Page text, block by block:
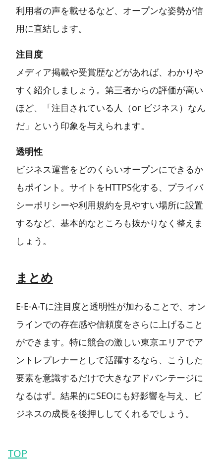
利用者の声を載せるなど、オープンな姿勢が信
用に直結します。
注目度
メディア掲載や受賞歴などがあれば、わかりや
すく紹介しましょう。第三者からの評価が高い
ほど、「注目されている人（or ビジネス）なん
だ」という印象を与えられます。
透明性
ビジネス運営をどのくらいオープンにできるか
もポイント。サイトをHTTPS化する、プライバ
シーポリシーや利用規約を見やすい場所に設置
するなど、基本的なところも抜かりなく整えま
しょう。
まとめ
E-E-A-Tに注目度と透明性が加わることで、オン
ラインでの存在感や信頼度をさらに上げること
ができます。特に競合の激しい東京エリアでア
ントレプレナーとして活躍するなら、こうした
要素を意識するだけで大きなアドバンテージに
なるはず。結果的にSEOにも好影響を与え、ビ
ジネスの成長を後押ししてくれるでしょう。
TOP